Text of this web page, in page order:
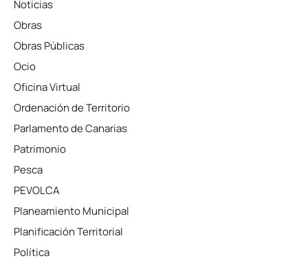
Noticias
Obras
Obras Públicas
Ocio
Oficina Virtual
Ordenación de Territorio
Parlamento de Canarias
Patrimonio
Pesca
PEVOLCA
Planeamiento Municipal
Planificación Territorial
Política